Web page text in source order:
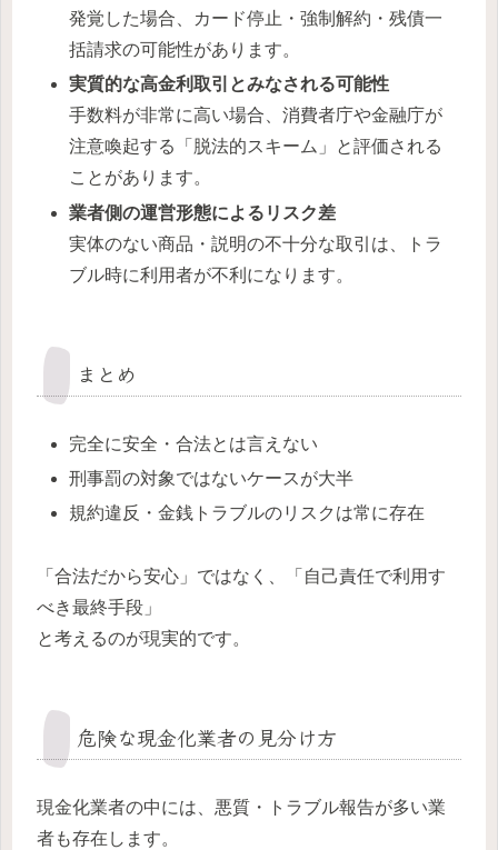
発覚した場合、カード停止・強制解約・残債一
括請求の可能性があります。
実質的な高金利取引とみなされる可能性
手数料が非常に高い場合、消費者庁や金融庁が
注意喚起する「脱法的スキーム」と評価される
ことがあります。
業者側の運営形態によるリスク差
実体のない商品・説明の不十分な取引は、トラ
ブル時に利用者が不利になります。
まとめ
完全に安全・合法とは言えない
刑事罰の対象ではないケースが大半
規約違反・金銭トラブルのリスクは常に存在
「合法だから安心」ではなく、「自己責任で利用す
べき最終手段」
と考えるのが現実的です。
危険な現金化業者の見分け方
現金化業者の中には、悪質・トラブル報告が多い業
者も存在します。